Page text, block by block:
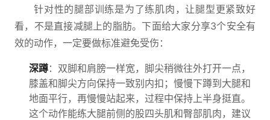
针对性的腿部训练是为了练肌肉，让腿型更紧致好
看，不是直接减腿上的脂肪。下面给大家分享3个安全有
效的动作，一定要做标准避免受伤：
深蹲：双脚和肩膀一样宽，脚尖稍微往外打开一点，
膝盖和脚尖方向保持一致别内扣；慢慢下蹲到大腿和
地面平行，再慢慢站起来，过程中保持上半身挺直。
这个动作能练大腿前侧的股四头肌和臀部肌肉，建议